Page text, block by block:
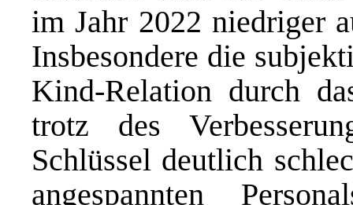
im Jahr 2022 niedriger
Insbesondere die
Kind-Relation durch
trotz des
Schlüssel deutlich
angespannten